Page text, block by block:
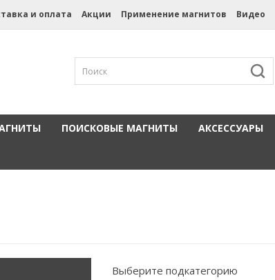
и оплата Акции Применение магнитов Видео
ПОИСКОВЫЕ МАГНИТЫ АКСЕССУАРЫ
Выберите подкатегорию